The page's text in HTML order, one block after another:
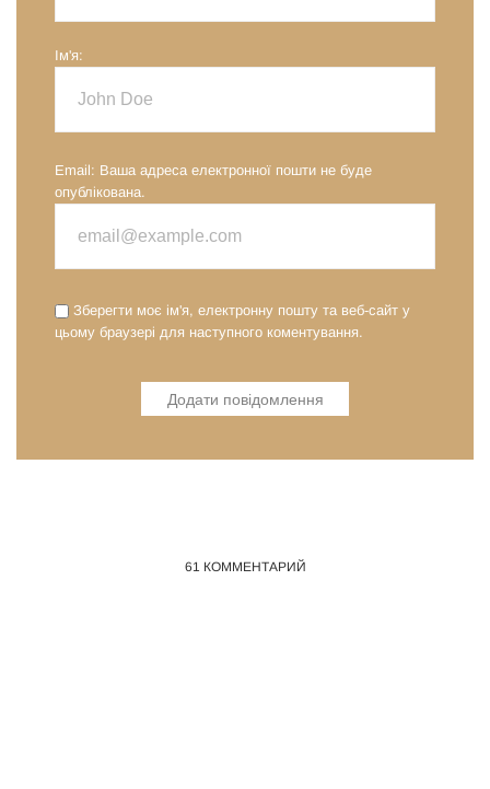
Ім'я:
Email: Ваша адреса електронної пошти не буде
опублікована.
Зберегти моє ім'я, електронну пошту та веб-сайт у
цьому браузері для наступного коментування.
61 КОММЕНТАРИЙ